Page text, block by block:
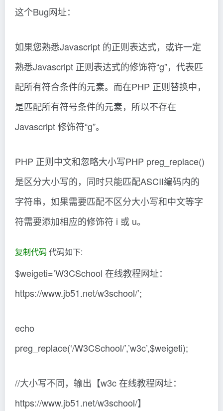
这个Bug网址：
如果您熟悉Javascript 的正则表达式，或许一定
熟悉Javascript 正则表达式的修饰符“g”，代表匹
配所有符合条件的元素。而在PHP 正则替换中，
是匹配所有符号条件的元素，所以不存在
Javascript 修饰符“g”。
PHP 正则中文和忽略大小写PHP preg_replace()
是区分大小写的，同时只能匹配ASCII编码内的
字符串，如果需要匹配不区分大小写和中文等字
符需要添加相应的修饰符 i 或 u。
复制代码 代码如下:
$weigeti=’W3CSchool 在线教程网址：
https://www.jb51.net/w3school/’;
echo
preg_replace(‘/W3CSchool/’,’w3c’,$weigeti);
//大小写不同，输出【w3c 在线教程网址：
https://www.jb51.net/w3school/】